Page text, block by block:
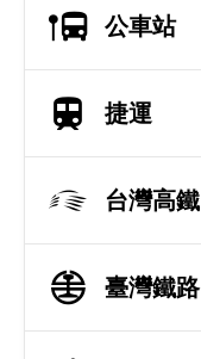
公車站
捷運
台灣高鐵
臺灣鐵路